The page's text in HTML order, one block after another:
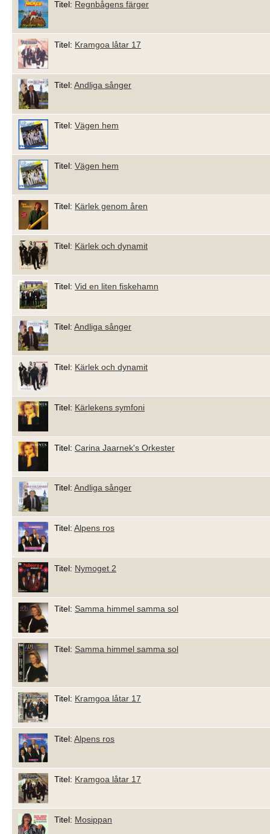
Titel: Regnbågens färger
Titel: Kramgoa låtar 17
Titel: Andliga sånger
Titel: Vägen hem
Titel: Vägen hem
Titel: Kärlek genom åren
Titel: Kärlek och dynamit
Titel: Vid en liten fiskehamn
Titel: Andliga sånger
Titel: Kärlek och dynamit
Titel: Kärlekens symfoni
Titel: Carina Jaarnek's Orkester
Titel: Andliga sånger
Titel: Alpens ros
Titel: Nymoget 2
Titel: Samma himmel samma sol
Titel: Samma himmel samma sol
Titel: Kramgoa låtar 17
Titel: Alpens ros
Titel: Kramgoa låtar 17
Titel: Mosippan